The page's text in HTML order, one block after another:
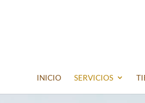
INICIO SERVICIOS